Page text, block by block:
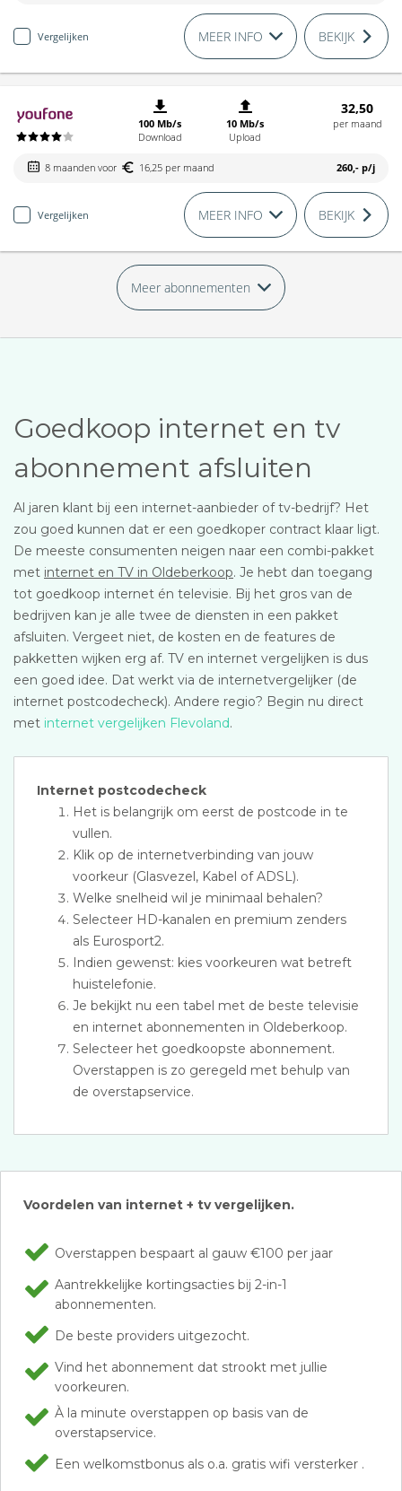
Vergelijken MEER INFO BEKIJK
100 Mb/s
Download
10 Mb/s
Upload
32,50
per maand
8 maanden voor 16,25 per maand 260,- p/j
Vergelijken MEER INFO BEKIJK
Meer abonnementen
Goedkoop internet en tv
abonnement afsluiten
Al jaren klant bij een internet-aanbieder of tv-bedrijf? Het
zou goed kunnen dat er een goedkoper contract klaar ligt.
De meeste consumenten neigen naar een combi-pakket
met internet en TV in Oldeberkoop. Je hebt dan toegang
tot goedkoop internet én televisie. Bij het gros van de
bedrijven kan je alle twee de diensten in een pakket
afsluiten. Vergeet niet, de kosten en de features de
pakketten wijken erg af. TV en internet vergelijken is dus
een goed idee. Dat werkt via de internetvergelijker (de
internet postcodecheck). Andere regio? Begin nu direct
met internet vergelijken Flevoland.
Internet postcodecheck
Het is belangrijk om eerst de postcode in te
vullen.
Klik op de internetverbinding van jouw
voorkeur (Glasvezel, Kabel of ADSL).
Welke snelheid wil je minimaal behalen?
Selecteer HD-kanalen en premium zenders
als Eurosport2.
Indien gewenst: kies voorkeuren wat betreft
huistelefonie.
Je bekijkt nu een tabel met de beste televisie
en internet abonnementen in Oldeberkoop.
Selecteer het goedkoopste abonnement.
Overstappen is zo geregeld met behulp van
de overstapservice.
Voordelen van internet + tv vergelijken.
Overstappen bespaart al gauw €100 per jaar
Aantrekkelijke kortingsacties bij 2-in-1
abonnementen.
De beste providers uitgezocht.
Vind het abonnement dat strookt met jullie
voorkeuren.
À la minute overstappen op basis van de
overstapservice.
Een welkomstbonus als o.a. gratis wifi versterker .